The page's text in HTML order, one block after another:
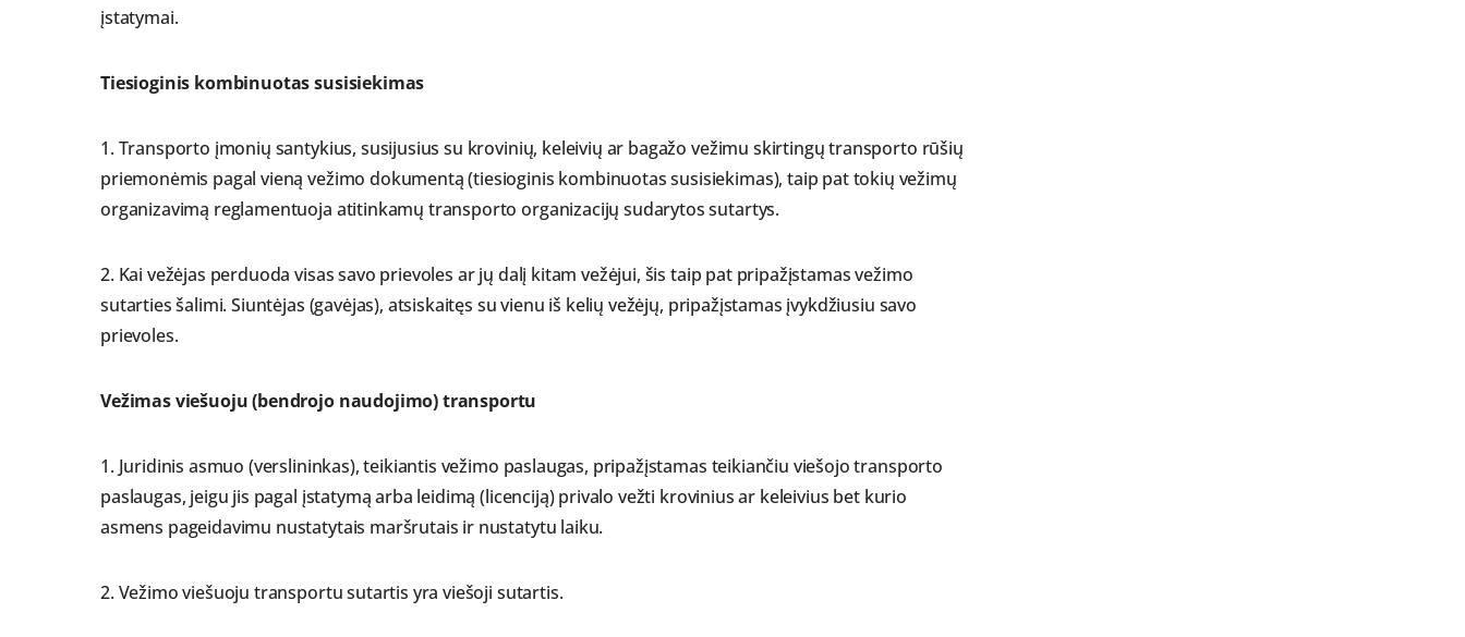
įstatymai.
Tiesioginis kombinuotas susisiekimas
1. Transporto įmonių santykius, susijusius su krovinių, keleivių ar bagažo vežimu skirtingų transporto rūšių
priemonėmis pagal vieną vežimo dokumentą (tiesioginis kombinuotas susisiekimas), taip pat tokių vežimų
organizavimą reglamentuoja atitinkamų transporto organizacijų sudarytos sutartys.
2. Kai vežėjas perduoda visas savo prievoles ar jų dalį kitam vežėjui, šis taip pat pripažįstamas vežimo
sutarties šalimi. Siuntėjas (gavėjas), atsiskaitęs su vienu iš kelių vežėjų, pripažįstamas įvykdžiusiu savo
prievoles.
Vežimas viešuoju (bendrojo naudojimo) transportu
1. Juridinis asmuo (verslininkas), teikiantis vežimo paslaugas, pripažįstamas teikiančiu viešojo transporto
paslaugas, jeigu jis pagal įstatymą arba leidimą (licenciją) privalo vežti krovinius ar keleivius bet kurio
asmens pageidavimu nustatytais maršrutais ir nustatytu laiku.
2. Vežimo viešuoju transportu sutartis yra viešoji sutartis.